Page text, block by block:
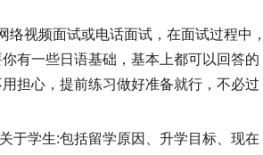
视频面试或电话面试，在面试过程中，
有一些日语基础，基本上都可以回答的
担心，提前练习做好准备就行，不必过
于学生:包括留学原因、升学目标、现在